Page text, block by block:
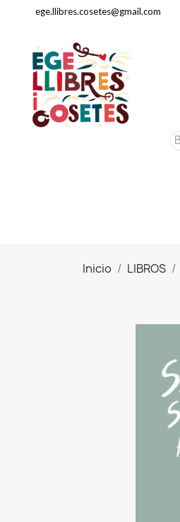
ege.llibres.cosetes@gmail.com
Inicio LIBROS